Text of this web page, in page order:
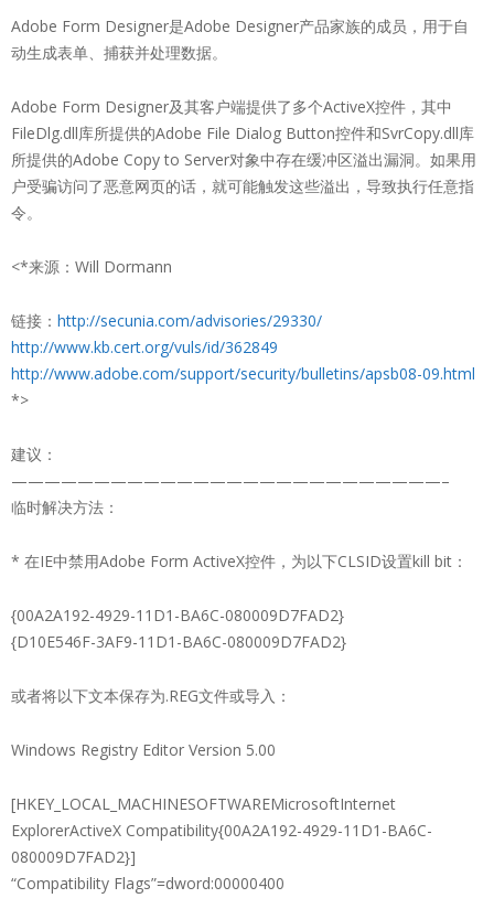
Adobe Form Designer是Adobe Designer产品家族的成员，用于自
动生成表单、捕获并处理数据。
Adobe Form Designer及其客户端提供了多个ActiveX控件，其中
FileDlg.dll库所提供的Adobe File Dialog Button控件和SvrCopy.dll库
所提供的Adobe Copy to Server对象中存在缓冲区溢出漏洞。如果用
户受骗访问了恶意网页的话，就可能触发这些溢出，导致执行任意指
令。
<*来源：Will Dormann
链接： http://secunia.com/advisories/29330/
http://www.kb.cert.org/vuls/id/362849
http://www.adobe.com/support/security/bulletins/apsb08-09.html
*>
建议：
——————————————————————————–
临时解决方法：
* 在IE中禁用Adobe Form ActiveX控件，为以下CLSID设置kill bit：
{00A2A192-4929-11D1-BA6C-080009D7FAD2}
{D10E546F-3AF9-11D1-BA6C-080009D7FAD2}
或者将以下文本保存为.REG文件或导入：
Windows Registry Editor Version 5.00
[HKEY_LOCAL_MACHINESOFTWAREMicrosoftInternet
ExplorerActiveX Compatibility{00A2A192-4929-11D1-BA6C-
080009D7FAD2}]
“Compatibility Flags”=dword:00000400